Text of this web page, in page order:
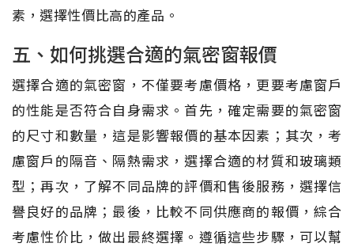
素，選擇性價比高的產品。
五、如何挑選合適的氣密窗報價
選擇合適的氣密窗，不僅要考慮價格，更要考慮窗戶
的性能是否符合自身需求。首先，確定需要的氣密窗
的尺寸和數量，這是影響報價的基本因素；其次，考
慮窗戶的隔音、隔熱需求，選擇合適的材質和玻璃類
型；再次，了解不同品牌的評價和售後服務，選擇信
譽良好的品牌；最後，比較不同供應商的報價，綜合
考慮性价比，做出最終選擇。遵循這些步驟，可以幫